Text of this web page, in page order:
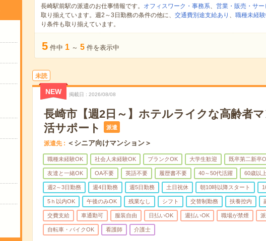
長崎駅前駅の派遣のお仕事情報です。 オフィスワーク・事務系、 営業・販売・サー
取り揃えています。週2～3日勤務の条件の他に、 交通費別途支給あり 、 職種未経
り条件も取り揃えています。
5 件中 1 ～ 5 件を表示中
未読
NEW 掲載日 2026/08/08
長崎市【週2日～】ホテルライクな高齢者
活サポート
派遣
派遣先 ＜シニア向けマンション＞
職種未経験OK 社会人未経験OK ブランクOK 大学生歓迎 既卒第二新卒
友達と一緒OK OA不要 英語不要 履歴書不要 40～50代活躍 60歳以
週2～3日勤務 週4日勤務 週5日勤務 土日祝休 朝10時以降スタート
5ｈ以内OK 午後のみOK 残業なし シフト 交替制勤務 扶養控内
交費支給 車通勤可 服装自由 日払いOK 週払いOK 職場が禁煙
自転車・バイクOK 看護師 介護士